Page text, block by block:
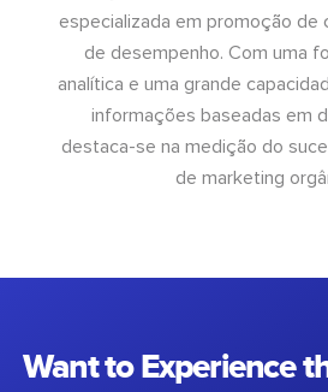
especializada em promoção de
de desempenho. Com uma
analítica e uma grande
informações baseadas em
destaca-se na medição do
de marketing
Want to Experience